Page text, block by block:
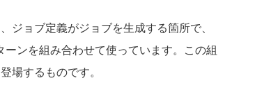
ョブ定義がジョブを生成する箇所で、
ンを組み合わせて使っています。この組
場するものです。